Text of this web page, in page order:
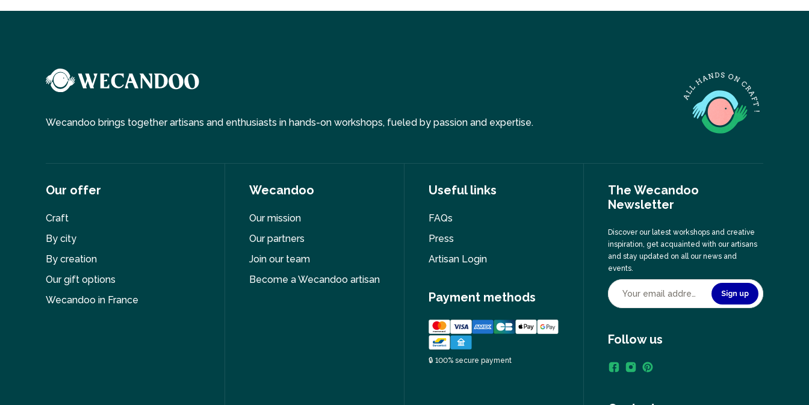
Wecandoo brings together artisans and enthusiasts in hands-on workshops, fueled by passion and expertise.
Our offer
Craft
By city
By creation
Our gift options
Wecandoo in France
Wecandoo
Our mission
Our partners
Join our team
Become a Wecandoo artisan
Useful links
FAQs
Press
Artisan Login
Payment methods
🔒 100% secure payment
The Wecandoo
Newsletter
Discover our latest workshops and creative
inspiration, get acquainted with our artisans
and stay updated on all our news and
events.
Sign up
Follow us